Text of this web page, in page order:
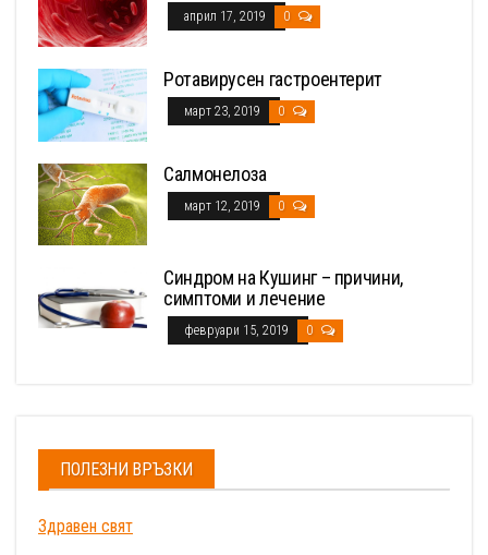
април 17, 2019 0
Ротавирусен гастроентерит
март 23, 2019 0
Салмонелоза
март 12, 2019 0
Синдром на Кушинг – причини,
симптоми и лечение
февруари 15, 2019 0
ПОЛЕЗНИ ВРЪЗКИ
Здравен свят